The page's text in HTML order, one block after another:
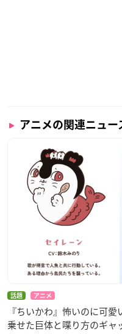
アニメの関連ニュー
話題 アニメ
『ちいかわ』怖いのに可
乗せた巨体と喋り方のギャ